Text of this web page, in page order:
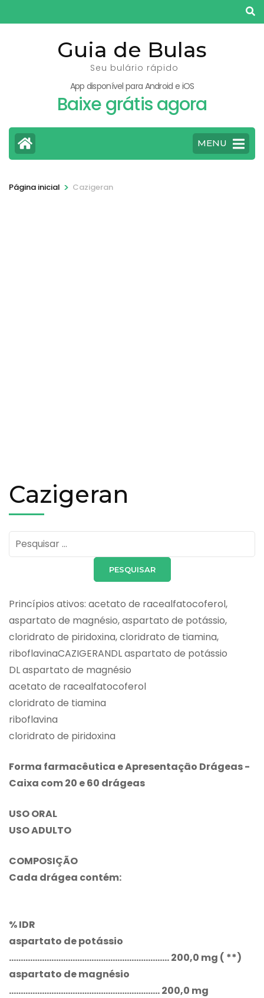
para
Guia de Bulas
Seu bulário rápido
App disponível para Android e iOS
Baixe grátis agora
MENU
Página inicial > Cazigeran
Cazigeran
Pesquisar
por:
Princípios ativos: acetato de racealfatocoferol,
aspartato de magnésio, aspartato de potássio,
cloridrato de piridoxina, cloridrato de tiamina,
riboflavinaCAZIGERANDL aspartato de potássio
DL aspartato de magnésio
acetato de racealfatocoferol
cloridrato de tiamina
riboflavina
cloridrato de piridoxina
Forma farmacêutica e Apresentação Drágeas ­
Caixa com 20 e 60 drágeas
USO ORAL
USO ADULTO
COMPOSIÇÃO
Cada drágea contém:
% IDR
aspartato de potássio
………………………………………………………….. 200,0 mg ( **)
aspartato de magnésio
………………………………………………………. 200,0 mg